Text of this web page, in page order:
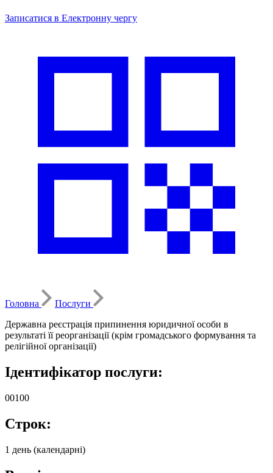
Записатися в Електронну чергу
Головна
Послуги
Державна реєстрація припинення юридичної особи в
результаті її реорганізації (крім громадського формування та
релігійної організації)
Ідентифікатор послуги:
00100
Строк:
1 день (календарні)